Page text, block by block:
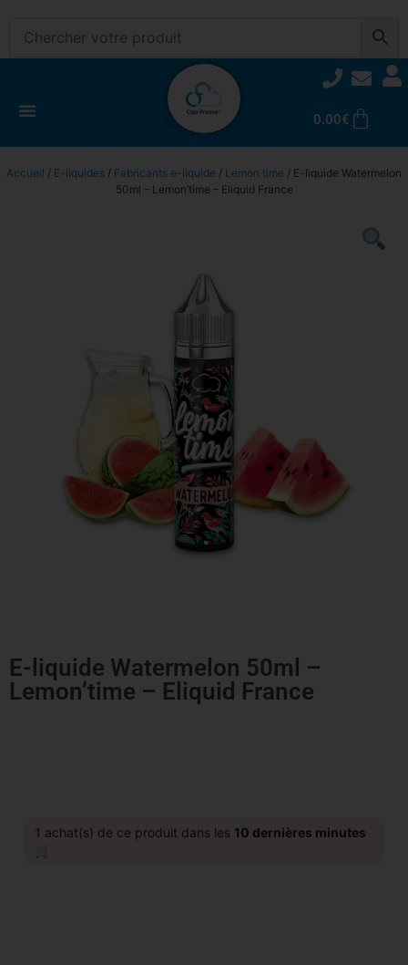
0.00€
Accueil / E-liquides / Fabricants e-liquide / Lemon time / E-liquide Watermelon
50ml – Lemon’time – Eliquid France
E-liquide Watermelon 50ml –
Lemon’time – Eliquid France
1 achat(s) de ce produit dans les 10 dernières minutes
🛒